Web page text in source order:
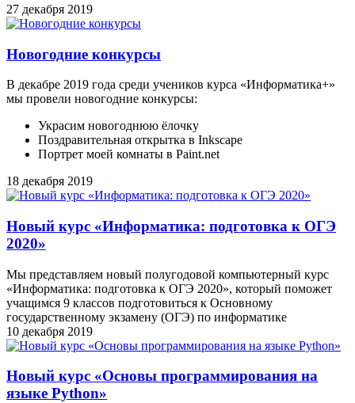
27 декабря 2019
Новогодние конкурсы
В декабре 2019 года среди учеников курса «Информатика+»
мы провели новогодние конкурсы:
Украсим новогоднюю ёлочку
Поздравительная открытка в Inkscape
Портрет моей комнаты в Paint.net
18 декабря 2019
Новый курс «Информатика: подготовка к ОГЭ
2020»
Мы представляем новый полугодовой компьютерный курс
«Информатика: подготовка к ОГЭ 2020», который поможет
учащимся 9 классов подготовиться к Основному
государственному экзамену (ОГЭ) по информатике
10 декабря 2019
Новый курс «Основы программирования на
языке Python»